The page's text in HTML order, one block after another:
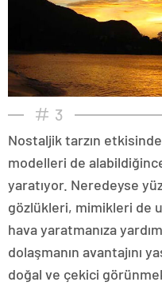
3
Nostaljik tarzın
modelleri de
yaratıyor. Neredeyse
gözlükleri, mimikleri de
hava yaratmanıza
dolaşmanın avantajını
doğal ve çekici